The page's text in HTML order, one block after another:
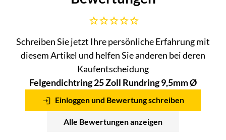
Noch keine Bewertungen abgegeben
Schreiben Sie jetzt Ihre persönliche Erfahrung mit
diesem Artikel und helfen Sie anderen bei deren
Kaufentscheidung
Felgendichtring 25 Zoll Rundring 9,5mm Ø
Einloggen und Bewertung schreiben
Alle Bewertungen anzeigen